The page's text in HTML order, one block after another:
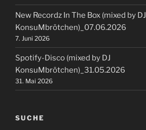
New Recordz In The Box (mixed by DJ
KonsuMbrötchen)_07.06.2026
7. Juni 2026
Spotify-Disco (mixed by DJ
KonsuMbrötchen)_31.05.2026
31. Mai 2026
SUCHE